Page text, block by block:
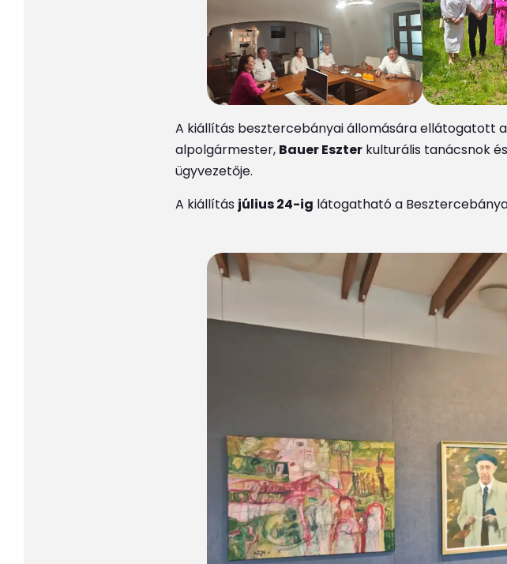
A kiállítás besztercebányai állomására ellátogatott
alpolgármester, Bauer Eszter kulturális tanácsnok és
ügyvezetője.
A kiállítás július 24-ig látogatható a